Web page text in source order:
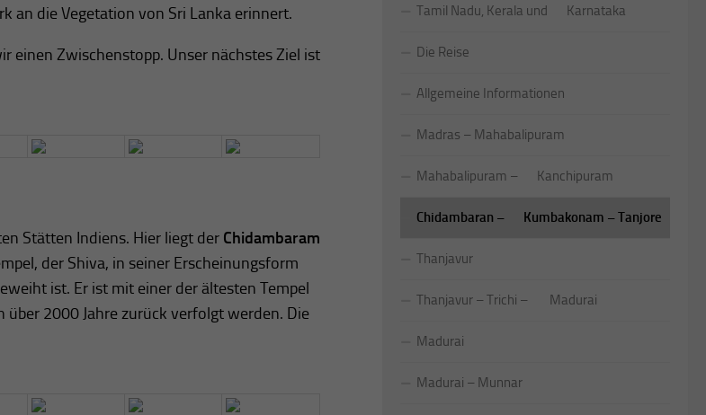
an die Vegetation von Sri Lanka erinnert.
einen Zwischenstopp. Unser nächstes Ziel ist
Stätten Indiens. Hier liegt der Chidambaram
der Shiva, in seiner Erscheinungsform
ist. Er ist mit einer der ältesten Tempel
über 2000 Jahre zurück verfolgt werden. Die
Tamil Nadu, Kerala und Karnataka
Die Reise
Allgemeine Informationen
Madras – Mahabalipuram
Mahabalipuram – Kanchipuram
Chidambaran – Kumbakonam – Tanjore
Thanjavur
Thanjavur – Trichi – Madurai
Madurai
Madurai – Munnar